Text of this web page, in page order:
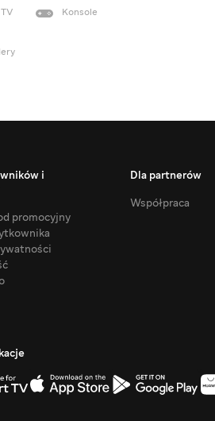
Konsole
i
promocyjny
Dla partnerów
Współpraca